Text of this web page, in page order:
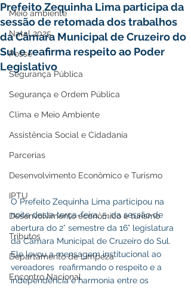
Meio ambiente
Natal 2025
Posse
Segurança Pública
Segurança e Ordem Pública
Clima e Meio Ambiente
Assistência Social e Cidadania
Parcerias
Desenvolvimento Econômico e Turismo
IPTU
Desenvolvimento econômico e turismo
Tributos
Departamento de Limpeza
Encontro Nacional
Prefeito Zequinha Lima participa da
sessão de retomada dos trabalhos
da Câmara Municipal de Cruzeiro do
Sul e reafirma respeito ao Poder
Legislativo
O Prefeito Zequinha Lima participou na
noite desta terça-feira, 5, da sessão de
abertura do 2° semestre da 16° legislatura
da Câmara Municipal de Cruzeiro do Sul.
Ele levou a mensagem institucional ao
vereadores  reafirmando o respeito e a
independência e harmonia entre os